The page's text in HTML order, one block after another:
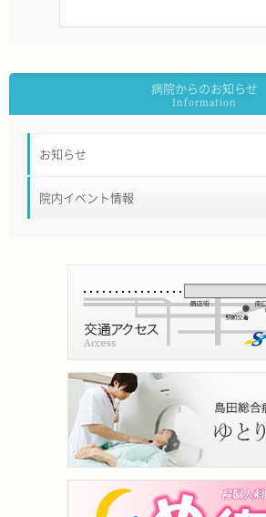
病院からのお知らせ
お知らせ
院内イベント情報